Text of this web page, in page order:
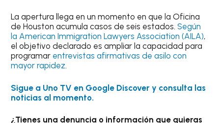
La apertura llega en un momento en que la Oficina
de Houston acumula casos de seis estados.Según
la American Immigration Lawyers Association (AILA),
el objetivo declarado es ampliar la capacidad para
programar entrevistas afirmativas de asilo con
mayor rapidez.
Sigue a Uno TV en Google Discover y consulta las
noticias al momento.
¿Tienes una denuncia o información que quieras